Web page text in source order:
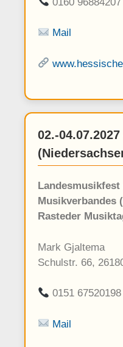
Mail
02.-
Musikverbandes
Rasteder
Mark Gjaltema
Schulstr. 66,
0151 67520198
Mail